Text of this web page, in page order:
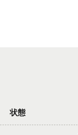
状態